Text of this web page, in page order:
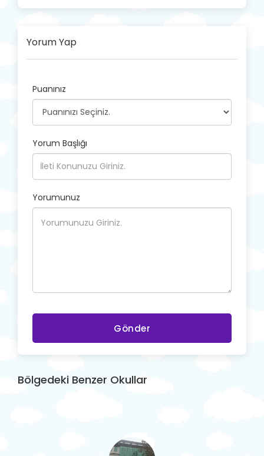
Yorum Yap
Puanınız
Yorum Başlığı
Yorumunuz
Gönder
Bölgedeki Benzer Okullar